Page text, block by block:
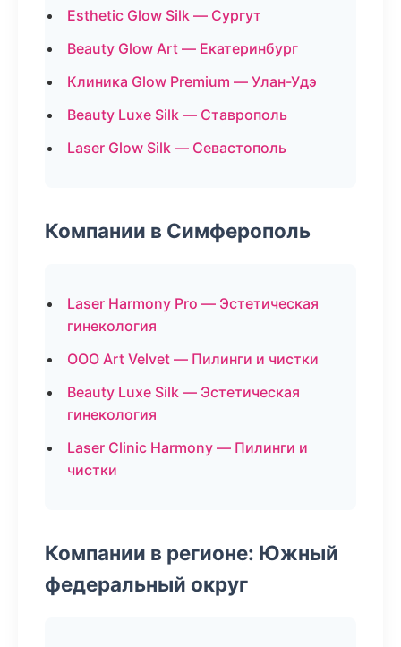
Esthetic Glow Silk — Сургут
Beauty Glow Art — Екатеринбург
Клиника Glow Premium — Улан-Удэ
Beauty Luxe Silk — Ставрополь
Laser Glow Silk — Севастополь
Компании в Симферополь
Laser Harmony Pro — Эстетическая
гинекология
ООО Art Velvet — Пилинги и чистки
Beauty Luxe Silk — Эстетическая
гинекология
Laser Clinic Harmony — Пилинги и
чистки
Компании в регионе: Южный
федеральный округ